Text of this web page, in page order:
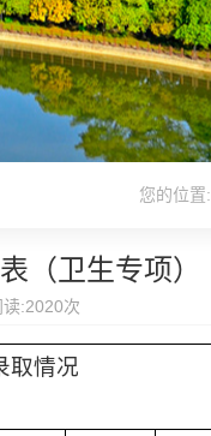
您的位置:
（卫生专项）
:2020次
取情况